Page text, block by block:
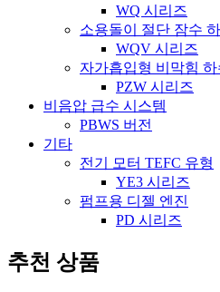
WQ 시리즈
소용돌이 절단 잠수
WQV 시리즈
자가흡입형 비막힘 하
PZW 시리즈
비음압 급수 시스템
PBWS 버전
기타
전기 모터 TEFC 유형
YE3 시리즈
펌프용 디젤 엔진
PD 시리즈
추천 상품